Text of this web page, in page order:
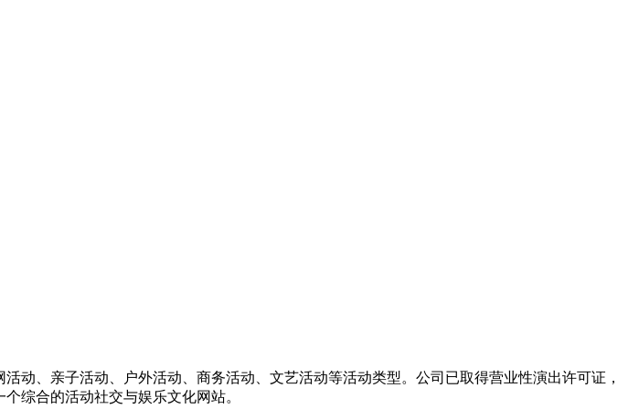
动、亲子活动、户外活动、商务活动、文艺活动等活动类型。公司已取得营业性演出许可证，
综合的活动社交与娱乐文化网站。